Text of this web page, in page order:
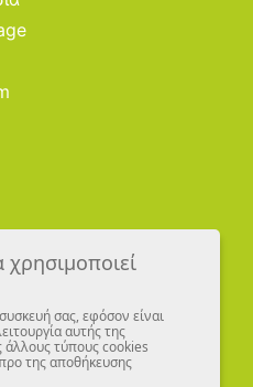
σας, εφόσον είναι
αυτής της
άλλους τύπους cookies
της αποθήκευσης